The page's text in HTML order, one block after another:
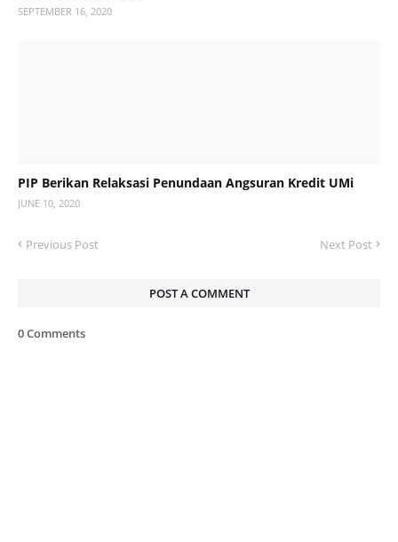
SEPTEMBER 16, 2020
PIP Berikan Relaksasi Penundaan Angsuran Kredit UMi
JUNE 10, 2020
Previous Post Next Post
POST A COMMENT
0 Comments